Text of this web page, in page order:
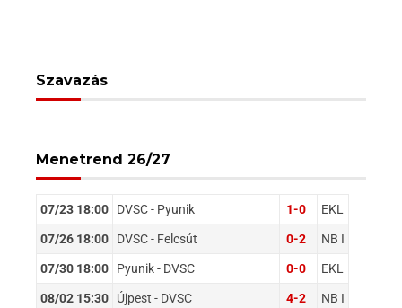
Szavazás
Menetrend 26/27
07/23 18:00 DVSC - Pyunik 1-0 EKL
07/26 18:00 DVSC - Felcsút 0-2 NB I
07/30 18:00 Pyunik - DVSC 0-0 EKL
08/02 15:30 Újpest - DVSC 4-2 NB I